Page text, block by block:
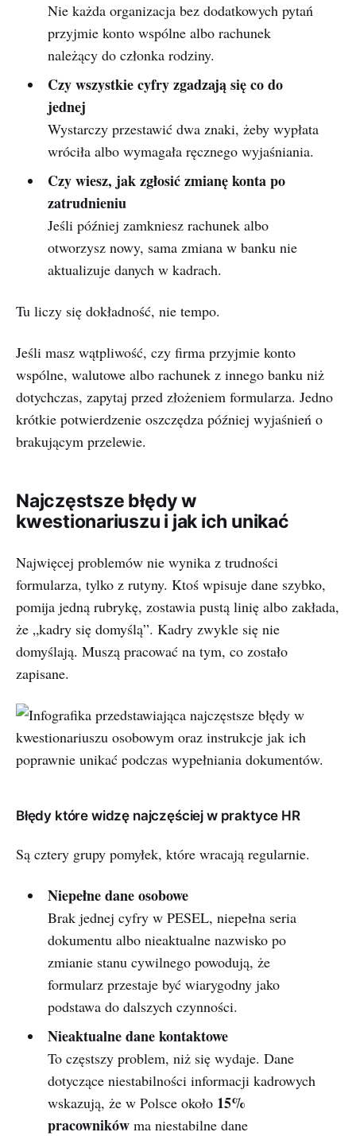
Nie każda organizacja bez dodatkowych pytań
przyjmie konto wspólne albo rachunek
należący do członka rodziny.
Czy wszystkie cyfry zgadzają się co do
jednej
Wystarczy przestawić dwa znaki, żeby wypłata
wróciła albo wymagała ręcznego wyjaśniania.
Czy wiesz, jak zgłosić zmianę konta po
zatrudnieniu
Jeśli później zamkniesz rachunek albo
otworzysz nowy, sama zmiana w banku nie
aktualizuje danych w kadrach.
Tu liczy się dokładność, nie tempo.
Jeśli masz wątpliwość, czy firma przyjmie konto
wspólne, walutowe albo rachunek z innego banku niż
dotychczas, zapytaj przed złożeniem formularza. Jedno
krótkie potwierdzenie oszczędza później wyjaśnień o
brakującym przelewie.
Najczęstsze błędy w
kwestionariuszu i jak ich unikać
Najwięcej problemów nie wynika z trudności
formularza, tylko z rutyny. Ktoś wpisuje dane szybko,
pomija jedną rubrykę, zostawia pustą linię albo zakłada,
że „kadry się domyślą”. Kadry zwykle się nie
domyślają. Muszą pracować na tym, co zostało
zapisane.
Błędy które widzę najczęściej w praktyce HR
Są cztery grupy pomyłek, które wracają regularnie.
Niepełne dane osobowe
Brak jednej cyfry w PESEL, niepełna seria
dokumentu albo nieaktualne nazwisko po
zmianie stanu cywilnego powodują, że
formularz przestaje być wiarygodny jako
podstawa do dalszych czynności.
Nieaktualne dane kontaktowe
To częstszy problem, niż się wydaje. Dane
dotyczące niestabilności informacji kadrowych
wskazują, że w Polsce około 15%
pracownikówma niestabilne dane